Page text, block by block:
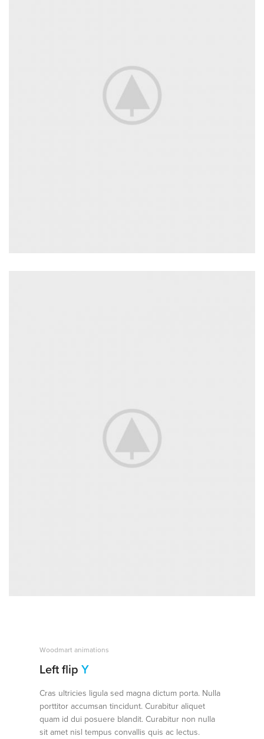
Woodmart animations
Left flipY
Cras ultricies ligula sed magna dictum porta. Nulla
porttitor accumsan tincidunt. Curabitur aliquet
quam id dui posuere blandit. Curabitur non nulla
sit amet nisl tempus convallis quis ac lectus.